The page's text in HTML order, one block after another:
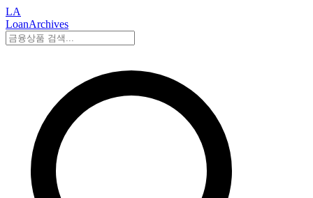
LA
LoanArchives